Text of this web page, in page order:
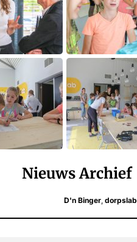
Nieuws Archief
D'n Binger dorpslab